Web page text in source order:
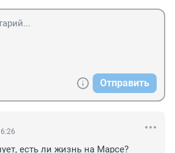
Отправить
есть ли жизнь на Марсе?